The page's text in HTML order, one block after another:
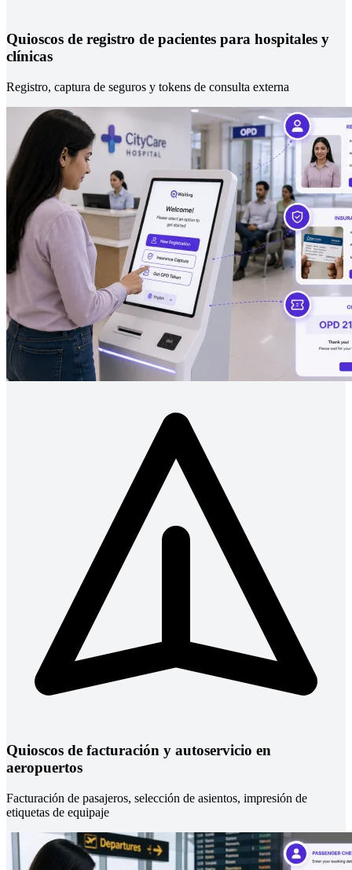
Quioscos de registro de pacientes para hospitales y
clínicas
Registro, captura de seguros y tokens de consulta externa
Quioscos de facturación y autoservicio en
aeropuertos
Facturación de pasajeros, selección de asientos, impresión de
etiquetas de equipaje